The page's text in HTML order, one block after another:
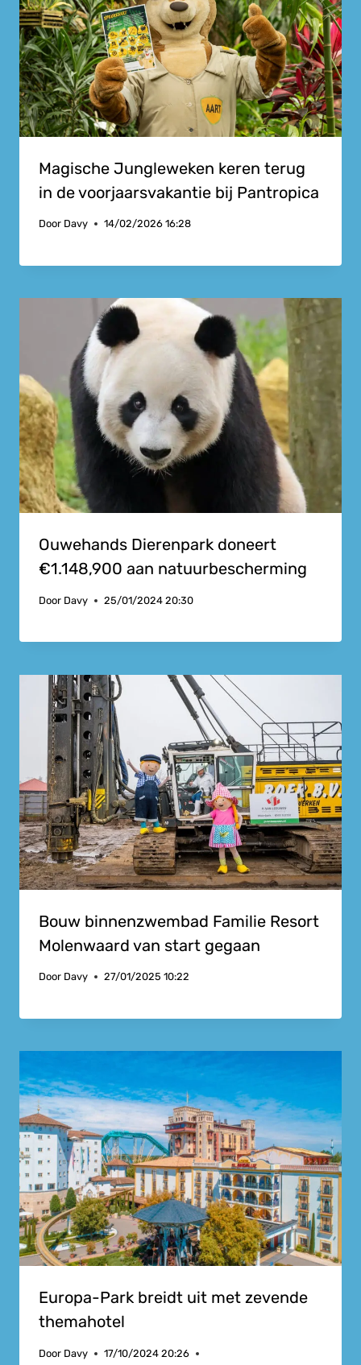
Magische Jungleweken keren terug
in de voorjaarsvakantie bij Pantropica
Door Davy 14/02/2026 16:28
Ouwehands Dierenpark doneert
€1.148,900 aan natuurbescherming
Door Davy 25/01/2024 20:30
Bouw binnenzwembad Familie Resort
Molenwaard van start gegaan
Door Davy 27/01/2025 10:22
Europa-Park breidt uit met zevende
themahotel
Door Davy
17/10/2024 20:26